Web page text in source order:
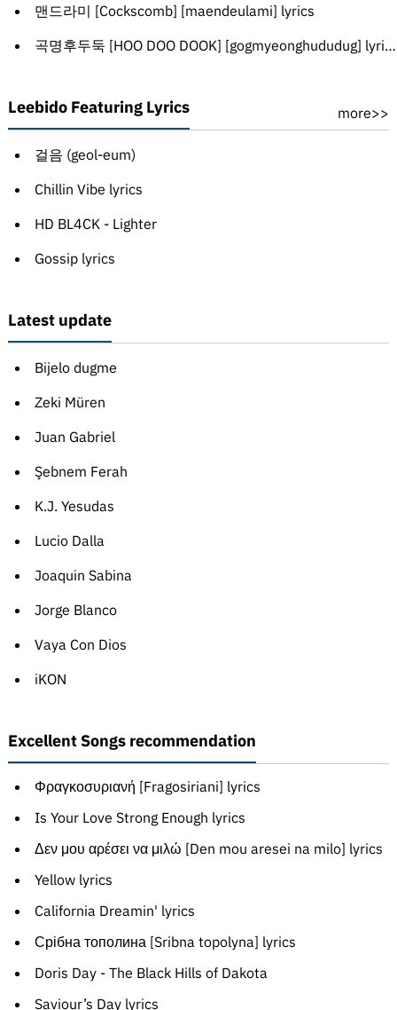
맨드라미 [Cockscomb] [maendeulami] lyrics
곡명후두둑 [HOO DOO DOOK] [gogmyeonghududug] lyrics
Leebido Featuring Lyrics more>>
걸음 (geol-eum)
Chillin Vibe lyrics
HD BL4CK - Lighter
Gossip lyrics
Latest update
Bijelo dugme
Zeki Müren
Juan Gabriel
Şebnem Ferah
K.J. Yesudas
Lucio Dalla
Joaquin Sabina
Jorge Blanco
Vaya Con Dios
iKON
Excellent Songs recommendation
Φραγκοσυριανή [Fragosiriani] lyrics
Is Your Love Strong Enough lyrics
Δεν μου αρέσει να μιλώ [Den mou aresei na milo] lyrics
Yellow lyrics
California Dreamin' lyrics
Срібна тополина [Sribna topolyna] lyrics
Doris Day - The Black Hills of Dakota
Saviour’s Day lyrics